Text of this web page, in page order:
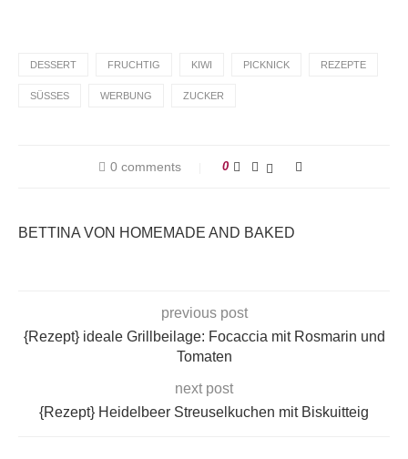
DESSERT FRUCHTIG KIWI PICKNICK REZEPTE
SÜSSES WERBUNG ZUCKER
0 comments 0
BETTINA VON HOMEMADE AND BAKED
previous post
{Rezept} ideale Grillbeilage: Focaccia mit Rosmarin und
Tomaten
next post
{Rezept} Heidelbeer Streuselkuchen mit Biskuitteig